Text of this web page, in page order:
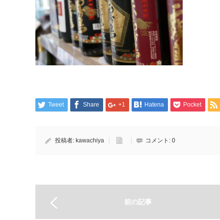
Tweet Share +1 Hatena Pocket
投稿者: kawachiya コメント: 0
前の記事